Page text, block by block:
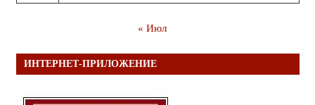
« Июл
ИНТЕРНЕТ-ПРИЛОЖЕНИЕ